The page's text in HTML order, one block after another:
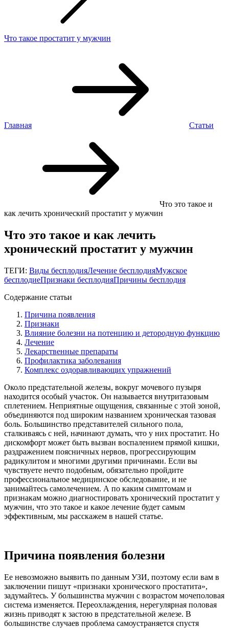
Что такое простатит у мужчин
Главная Статьи
Что это такое и
как лечить хронический простатит у мужчин
Что это такое и как лечить
хронический простатит у мужчин
ТЕГИ: Виды бесплодияЛечение бесплодияМужское
бесплодиеПризнаки бесплодияПричины бесплодия
Содержание статьи
Причина появления
Признаки
Влияние болезни на потенцию и детородную функцию
Лечение
Лекарственные препараты
Профилактика заболевания
Комплекс оздоравливающих упражнений
Около предстательной железы, вокруг мочевого пузыря
находится особый участок. Он называется внутритазовым
сплетением. Неприятные ощущения, связанные с этой зоной,
объединяются под широким названием хроническая тазовая
боль. Большинство представителей сильного пола,
сталкиваясь с ней, начинают думать, что у них простатит. Но
дискомфорт может быть вызван воспалением прямой кишки,
раздражением поясничных нервов, прогрессирующим
радикулитом и многими другими причинами. Если вы
чувствуете нечто подобным, обязательно пройдите
профессиональное медицинское обследование, и не
занимайтесь самолечением. А по каким симптомам и
признакам можно диагностировать хронический простатит у
мужчин, что это такое и какое лечение будет самым
эффективным, мы расскажем в нашей статье.
Причина появления болезни
Ее невозможно выявить по данным УЗИ, поэтому если вам в
заключении пишут «признаки хронического простатита»,
задумайтесь. У большинства мужчин с возрастом мочеполовая
система изменяется. Переохлаждения, нерегулярная половая
жизнь приводят к застою в предстательной железе. В
большинстве случаев проблема самоустраняется спустя